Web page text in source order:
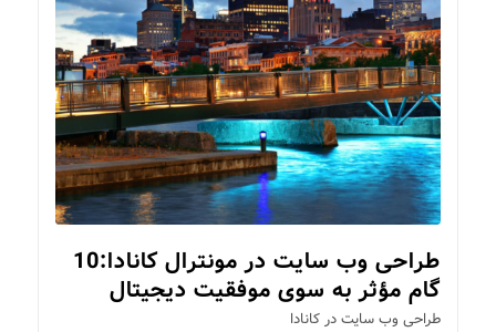
طراحی وب سایت در مونترال کانادا:10
گام مؤثر به سوی موفقیت دیجیتال
طراحی وب سایت در کانادا